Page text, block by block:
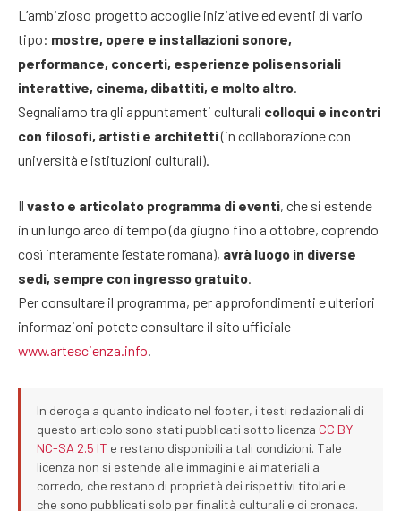
L’ambizioso progetto accoglie iniziative ed eventi di vario
tipo: mostre, opere e installazioni sonore,
performance, concerti, esperienze polisensoriali
interattive, cinema, dibattiti, e molto altro
Segnaliamo tra gli appuntamenti culturali colloqui e incontri
con filosofi, artisti e architetti(in collaborazione con
università e istituzioni culturali).
Il vasto e articolato programma di eventi, che si estende
in un lungo arco di tempo (da giugno fino a ottobre, coprendo
così interamente l’estate romana), avrà luogo in diverse
sedi, sempre con ingresso gratuito.
Per consultare il programma, per approfondimenti e ulteriori
informazioni potete consultare il sito ufficiale
www.artescienza.info.
In deroga a quanto indicato nel footer, i testi redazionali di
questo articolo sono stati pubblicati sotto licenza CC BY-
NC-SA 2.5 IT e restano disponibili a tali condizioni. Tale
licenza non si estende alle immagini e ai materiali a
corredo, che restano di proprietà dei rispettivi titolari e
che sono pubblicati solo per finalità culturali e di cronaca.